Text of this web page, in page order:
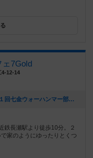
7Gold
4-12-14
[NEW] 【2023/12/17（日）13：00～】第１回七金ウォーハンマー部（2023年12月06日 16時25分）
鉄長瀬駅より徒歩10分。２
家のようにゆったりとくつ